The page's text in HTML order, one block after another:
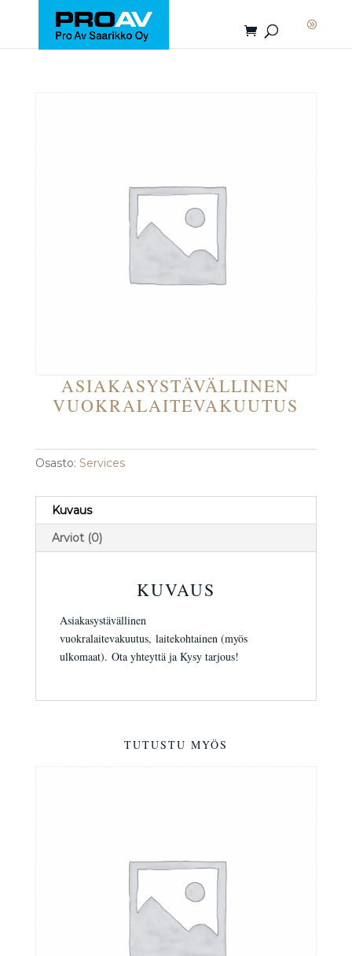
ASIAKASYSTÄVÄLLINEN
VUOKRALAITEVAKUUTUS
Osasto: Services
Kuvaus
Arviot (0)
KUVAUS
Asiakasystävällinen
vuokralaitevakuutus, laitekohtainen (myös
ulkomaat). Ota yhteyttä ja Kysy tarjous!
TUTUSTU MYÖS